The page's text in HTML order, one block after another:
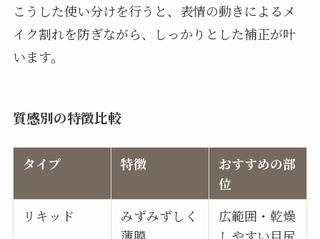
こうした使い分けを行うと、表情の動きによるメ
イク割れを防ぎながら、しっかりとした補正が叶
います。
質感別の特徴比較
タイプ 特徴
おすすめの部
位
リキッド
みずみずしく
薄膜
広範囲・乾燥
しやすい目尻